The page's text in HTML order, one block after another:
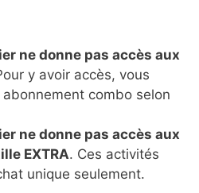
ne donne pas accès aux
y avoir accès, vous
combo selon
ne donne pas accès aux
EXTRA. Ces activités
unique seulement.